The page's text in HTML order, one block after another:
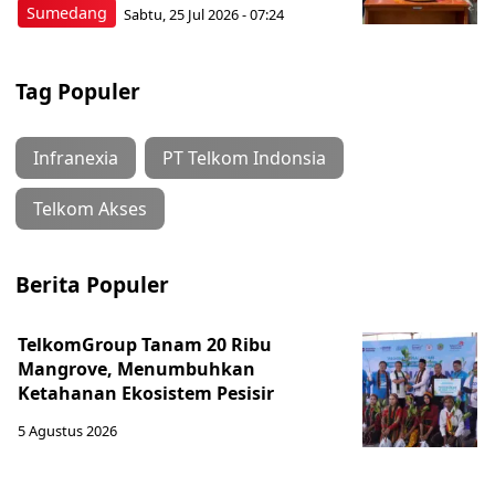
Sumedang Sabtu, 25 Jul 2026 - 07:24
Tag Populer
Infranexia PT Telkom Indonsia
Telkom Akses
Berita Populer
TelkomGroup Tanam 20 Ribu
Mangrove, Menumbuhkan
Ketahanan Ekosistem Pesisir
5 Agustus 2026